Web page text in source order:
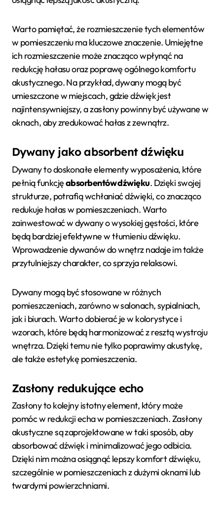
Warto pamiętać, że rozmieszczenie tych elementów
w pomieszczeniu ma kluczowe znaczenie. Umiejętne
ich rozmieszczenie może znacząco wpłynąć na
redukcję hałasu oraz poprawę ogólnego komfortu
akustycznego. Na przykład, dywany mogą być
umieszczone w miejscach, gdzie dźwięk jest
najintensywniejszy, a zasłony powinny być używane w
oknach, aby zredukować hałas z zewnątrz.
Dywany jako absorbent dźwięku
Dywany to doskonałe elementy wyposażenia, które
pełnią funkcjęabsorbentów dźwięku. Dzięki swojej
strukturze, potrafią wchłaniać dźwięki, co znacząco
redukuje hałas w pomieszczeniach. Warto
zainwestować w dywany o wysokiej gęstości, które
będą bardziej efektywne w tłumieniu dźwięku.
Wprowadzenie dywanów do wnętrz nadaje im także
przytulniejszy charakter, co sprzyja relaksowi.
Dywany mogą być stosowane w różnych
pomieszczeniach, zarówno w salonach, sypialniach,
jak i biurach. Warto dobierać je w kolorystyce i
wzorach, które będą harmonizować z resztą wystroju
wnętrza. Dzięki temu nie tylko poprawimy akustykę,
ale także estetykę pomieszczenia.
Zasłony redukujące echo
Zasłony to kolejny istotny element, który może
pomóc w redukcji echa w pomieszczeniach. Zasłony
akustyczne są zaprojektowane w taki sposób, aby
absorbować dźwięk i minimalizować jego odbicia.
Dzięki nim można osiągnąć lepszy komfort dźwięku,
szczególnie w pomieszczeniach z dużymi oknami lub
twardymi powierzchniami.